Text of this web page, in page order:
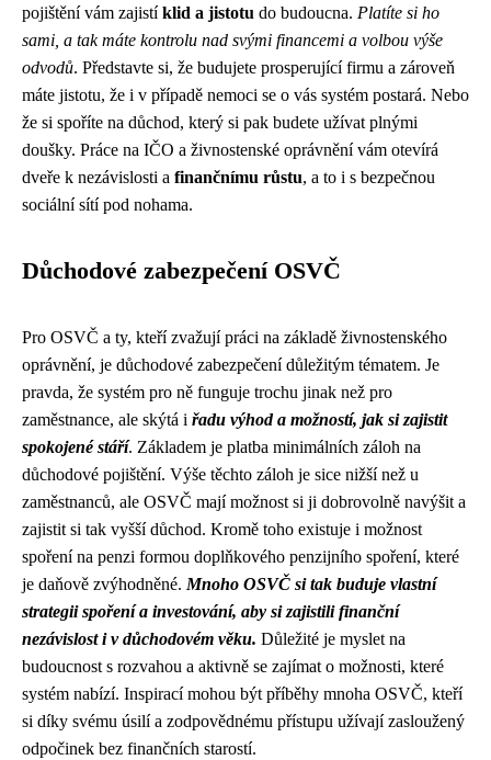
pojištění vám zajistíklid a jistotu do budoucna. Platíte si ho
sami, a tak máte kontrolu nad svými financemi a volbou výše
odvodů. Představte si, že budujete prosperující firmu a zároveň
máte jistotu, že i v případě nemoci se o vás systém postará. Nebo
že si spoříte na důchod, který si pak budete užívat plnými
doušky. Práce na IČO a živnostenské oprávnění vám otevírá
dveře k nezávislosti a finančnímu růstu, a to i s bezpečnou
sociální sítí pod nohama.
Důchodové zabezpečení OSVČ
Pro OSVČ a ty, kteří zvažují práci na základě živnostenského
oprávnění, je důchodové zabezpečení důležitým tématem. Je
pravda, že systém pro ně funguje trochu jinak než pro
zaměstnance, ale skýtá i řadu výhod a možností, jak si zajistit
spokojené stáří. Základem je platba minimálních záloh na
důchodové pojištění. Výše těchto záloh je sice nižší než u
zaměstnanců, ale OSVČ mají možnost si ji dobrovolně navýšit a
zajistit si tak vyšší důchod. Kromě toho existuje i možnost
spoření na penzi formou doplňkového penzijního spoření, které
je daňově zvýhodněné. Mnoho OSVČ si tak buduje vlastní
strategii spoření a investování, aby si zajistili finanční
nezávislost i v důchodovém věku. Důležité je myslet na
budoucnost s rozvahou a aktivně se zajímat o možnosti, které
systém nabízí. Inspirací mohou být příběhy mnoha OSVČ, kteří
si díky svému úsilí a zodpovědnému přístupu užívají zasloužený
odpočinek bez finančních starostí.